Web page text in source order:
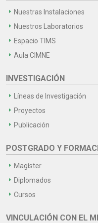
Nuestras Instalaciones
Nuestros Laboratorios
Espacio TIMS
Aula CIMNE
INVESTIGACIÓN
Líneas de Investigación
Proyectos
Publicación
POSTGRADO Y
Magíster
Diplomados
Cursos
VINCULACIÓN CON EL